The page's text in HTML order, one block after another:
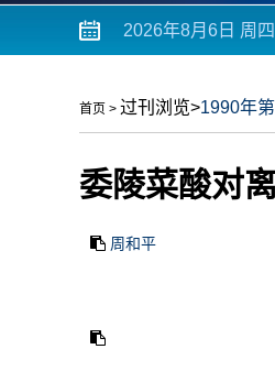
2026年8月6日 周四
首页 > 过刊浏览>1990年
委陵菜酸对
周和平